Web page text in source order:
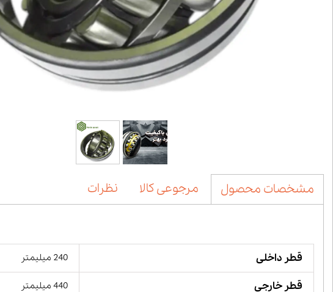
مشخصات محصول مرجوعی کالا نظرات
قطر داخلی 240 میلیمتر
قطر خارجی 440 میلیمتر